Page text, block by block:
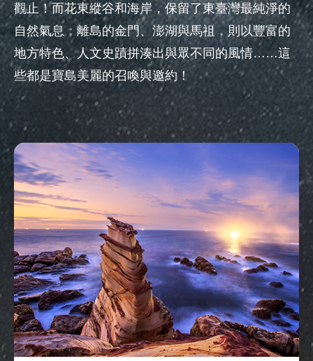
觀止！而花東縱谷和海岸，保留了東臺灣最純淨的
自然氣息；離島的金門、澎湖與馬祖，則以豐富的
地方特色、人文史蹟拼湊出與眾不同的風情……這
些都是寶島美麗的召喚與邀約！